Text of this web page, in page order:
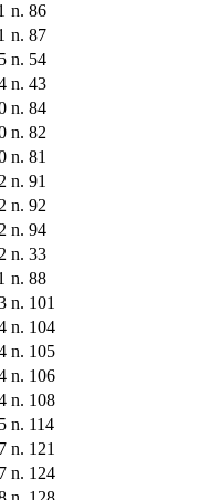
n. 86
n. 87
n. 54
n. 43
n. 84
n. 82
n. 81
n. 91
n. 92
n. 94
n. 33
n. 88
n. 101
n. 104
n. 105
n. 106
n. 108
n. 114
n. 121
n. 124